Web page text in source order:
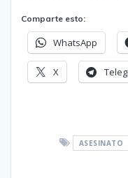
Comparte esto:
WhatsApp
X
ASESINATO